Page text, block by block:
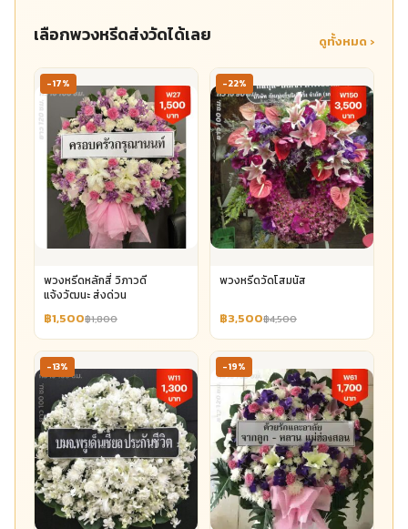
เลือกพวงหรีดส่งวัดได้เลย ดูทั้งหมด ›
-17%
พวงหรีดหลักสี่ วิภาวดี
แจ้งวัฒนะ ส่งด่วน
฿1,500฿1,800
-22%
พวงหรีดวัดโสมนัส
฿3,500฿4,500
-13% -19%